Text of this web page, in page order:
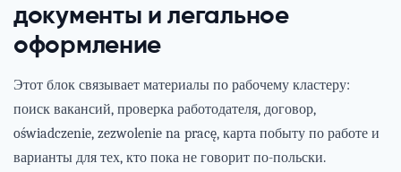
документы и легальное
оформление
Этот блок связывает материалы по рабочему кластеру:
поиск вакансий, проверка работодателя, договор,
oświadczenie, zezwolenie na pracę, карта побыту по работе и
варианты для тех, кто пока не говорит по-польски.